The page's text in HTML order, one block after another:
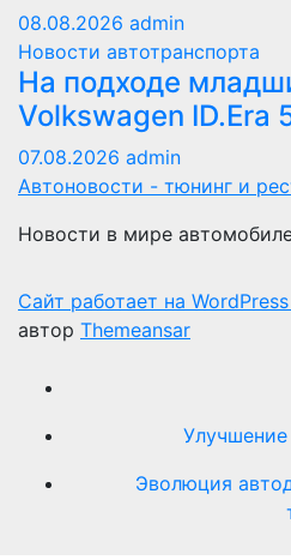
08.08.2026 admin
Новости автотранспорта
На подходе
Volkswagen ID.Era
07.08.2026 admin
Автоновости - тюнинг и
Новости в мире
Сайт работает на WordPress
автор Themeansar
Эволюция